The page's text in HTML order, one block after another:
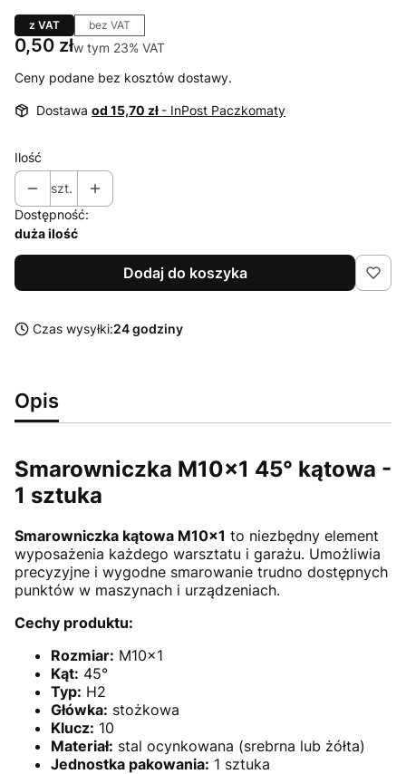
z VAT bez VAT
Cena
0,50 złw tym 23% VAT
w tym 23% VAT
Ceny podane bez kosztów dostawy.
Dostawa od 15,70 zł - InPost Paczkomaty
Ilość
szt.
Dostępność:
duża ilość
Dodaj do koszyka
Czas wysyłki:24 godziny
Opis
Smarowniczka M10x1 45° kątowa -
1 sztuka
Smarowniczka kątowa M10x1 to niezbędny element
wyposażenia każdego warsztatu i garażu. Umożliwia
precyzyjne i wygodne smarowanie trudno dostępnych
punktów w maszynach i urządzeniach.
Cechy produktu:
Rozmiar: M10x1
Kąt: 45°
Typ: H2
Główka: stożkowa
Klucz: 10
Materiał: stal ocynkowana (srebrna lub żółta)
Jednostka pakowania: 1 sztuka